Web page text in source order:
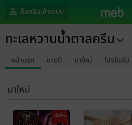
ล็อกอินเข้าระบบ
ทะเลหวานน้ำตาลครีม
หน้าแรก ขายดี มาใหม่ โปรโมชัน
มาใหม่
-33%